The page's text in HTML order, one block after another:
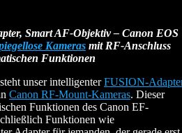
Smart AF-Objektiv – Canon EOS
Kameras mit RF-Anschluss
Funktionen
unser intelligenterFUSION-
Canon RF-Mount-Kameras. Dieser
Funktionen des Canon EF-
Funktionen wie